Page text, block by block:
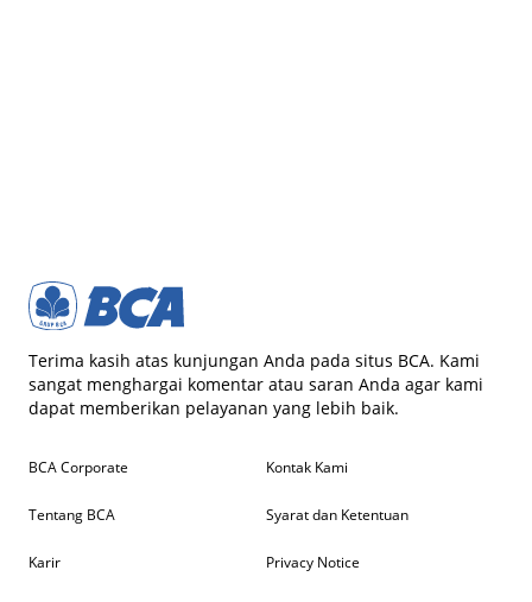
Terima kasih atas kunjungan Anda pada situs BCA. Kami
sangat menghargai komentar atau saran Anda agar kami
dapat memberikan pelayanan yang lebih baik.
BCA Corporate Kontak Kami
Tentang BCA Syarat dan Ketentuan
Karir Privacy Notice